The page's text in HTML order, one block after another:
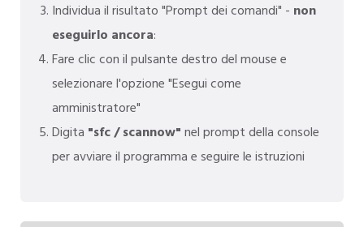
Individua il risultato "Prompt dei comandi" - non
eseguirlo ancora:
Fare clic con il pulsante destro del mouse e
selezionare l'opzione "Esegui come
amministratore"
Digita "sfc / scannow"nel prompt della console
per avviare il programma e seguire le istruzioni